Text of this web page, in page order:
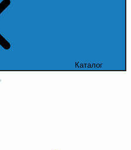
Каталог